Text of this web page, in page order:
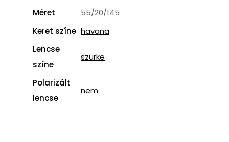
Méret
55/20/145
Keret színe havana
Lencse
színe
szürke
Polarizált
lencse
nem